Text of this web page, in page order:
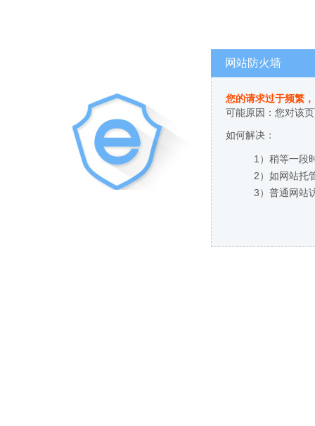
网站防火墙
您的请求过于频繁
可能原因：您对该
如何解决：
1）稍等一段
2）如网站托
3）普通网站